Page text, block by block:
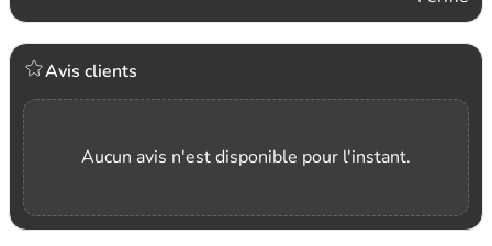
Avis clients
Aucun avis n'est disponible pour l'instant.